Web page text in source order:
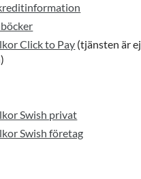
Click to Pay (tjänsten är ej
Swish privat
Swish företag